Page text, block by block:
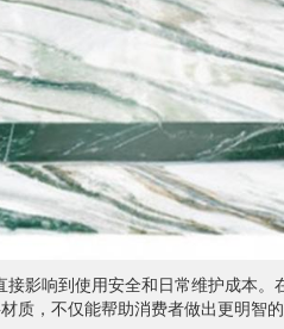
影响到使用安全和日常维护成本。
，不仅能帮助消费者做出更明智